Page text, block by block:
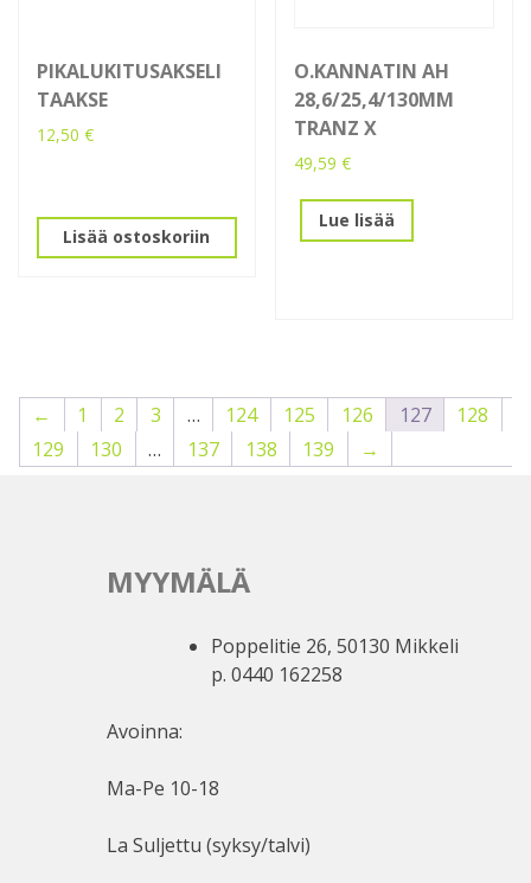
PIKALUKITUSAKSELI
TAAKSE
12,50 €
Lisää ostoskoriin
O.KANNATIN AH
28,6/25,4/130MM
TRANZ X
49,59€
Lue lisää
← 1 2 3 … 124 125 126 127
128
129
130 … 137 138 139 →
MYYMÄLÄ
Poppelitie 26, 50130 Mikkeli
p. 0440 162258
Avoinna:
Ma-Pe 10-18
La Suljettu (syksy/talvi)